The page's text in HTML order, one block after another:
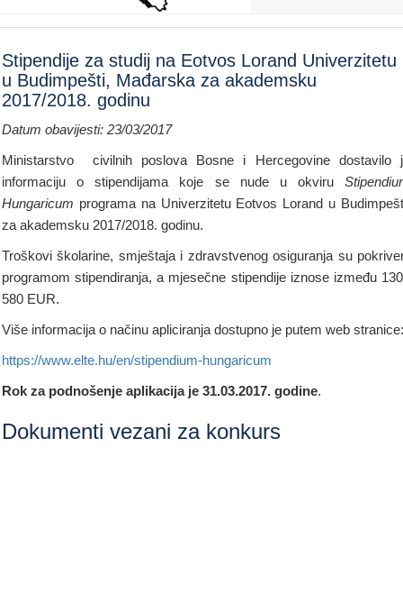
Stipendije za studij na Eotvos Lorand Univerzitetu
u Budimpešti, Mađarska za akademsku
2017/2018. godinu
Datum obavijesti: 23/03/2017
Ministarstvo civilnih poslova Bosne i Hercegovine dostavilo
informaciju o stipendijama koje se nude u okviru
Hungaricum programa na Univerzitetu Eotvos Lorand u
za akademsku 2017/2018. godinu.
Troškovi školarine, smještaja i zdravstvenog osiguranja su
programom stipendiranja, a mjesečne stipendije iznose između
580 EUR.
Više informacija o načinu apliciranja dostupno je putem web stranice:
https://www.elte.hu/en/stipendium-hungaricum
Rok za podnošenje aplikacija je 31.03.2017. godine.
Dokumenti vezani za konkurs